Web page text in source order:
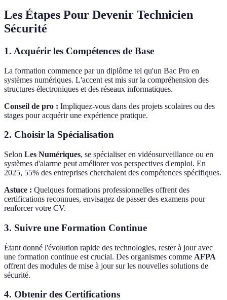
Les Étapes Pour Devenir Technicien
Sécurité
1. Acquérir les Compétences de Base
La formation commence par un diplôme tel qu'un Bac Pro en
systèmes numériques. L'accent est mis sur la compréhension des
structures électroniques et des réseaux informatiques.
Conseil de pro : Impliquez-vous dans des projets scolaires ou des
stages pour acquérir une expérience pratique.
2. Choisir la Spécialisation
Selon Les Numériques, se spécialiser en vidéosurveillance ou en
systèmes d'alarme peut améliorer vos perspectives d'emploi. En
2025, 55% des entreprises cherchaient des compétences spécifiques.
Astuce : Quelques formations professionnelles offrent des
certifications reconnues, envisagez de passer des examens pour
renforcer votre CV.
3. Suivre une Formation Continue
Étant donné l'évolution rapide des technologies, rester à jour avec
une formation continue est crucial. Des organismes comme AFPA
offrent des modules de mise à jour sur les nouvelles solutions de
sécurité.
4. Obtenir des Certifications